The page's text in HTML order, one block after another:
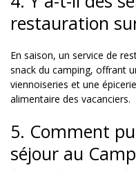
restauration
En saison, un service de
snack du camping, offrant
viennoiseries et une
alimentaire des vacanciers.
5. Comment
séjour au